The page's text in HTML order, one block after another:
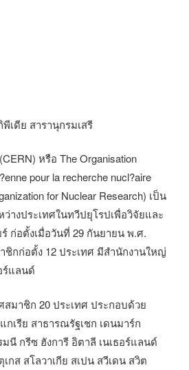
พีเดีย สารานุกรมเสรี
หรือ The Organisation
pour la recherche nucl?aire
for Nuclear Research) เป็น
างประเทศในทวีปยุโรปเพื่อวิจัยและ
ก่อตั้งเมื่อวันที่ 29 กันยายน พ.ศ.
ชิกก่อตั้ง 12 ประเทศ มีสำนักงานใหญ่
ร์แลนด์
มาชิก 20 ประเทศ ประกอบด้วย
กเรีย สาธารณรัฐเชก เดนมาร์ก
นี กรีซ ฮังการี อิตาลี เนเธอร์แลนด์
กส สโลวาเกีย สเปน สวีเดน สวิต